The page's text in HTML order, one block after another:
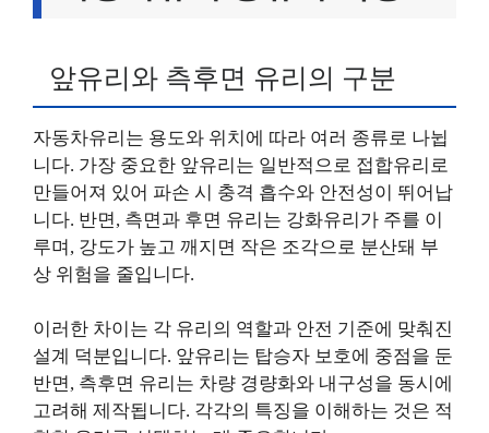
앞유리와 측후면 유리의 구분
자동차유리는 용도와 위치에 따라 여러 종류로 나뉩
니다. 가장 중요한 앞유리는 일반적으로 접합유리로
만들어져 있어 파손 시 충격 흡수와 안전성이 뛰어납
니다. 반면, 측면과 후면 유리는 강화유리가 주를 이
루며, 강도가 높고 깨지면 작은 조각으로 분산돼 부
상 위험을 줄입니다.
이러한 차이는 각 유리의 역할과 안전 기준에 맞춰진
설계 덕분입니다. 앞유리는 탑승자 보호에 중점을 둔
반면, 측후면 유리는 차량 경량화와 내구성을 동시에
고려해 제작됩니다. 각각의 특징을 이해하는 것은 적